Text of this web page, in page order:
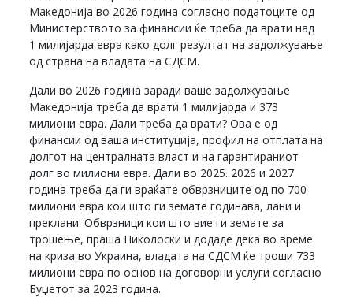
Македонија во 2026 година согласно податоците од
Министерството за финансии ќе треба да врати над
1 милијарда евра како долг резултат на задолжување
од страна на владата на СДСМ.
Дали во 2026 година заради ваше задолжување
Македонија треба да врати 1 милијарда и 373
милиони евра. Дали треба да врати? Ова е од
финансии од ваша институција, профил на отплата на
долгот на централната власт и на гарантираниот
долг во милиони евра. Дали во 2025. 2026 и 2027
година треба да ги враќате обврзниците од по 700
милиони евра кои што ги земате годинава, лани и
преклани. Обврзници кои што вие ги земате за
трошење, праша Николоски и додаде дека во време
на криза во Украина, владата на СДСМ ќе троши 733
милиони евра по основ на договорни услуги согласно
Буџетот за 2023 година.